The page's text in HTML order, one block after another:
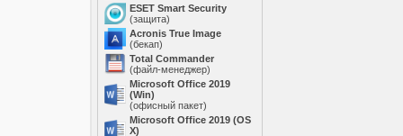
ESET Smart Security
(защита)
Acronis True Image
(бекап)
Total Commander
(файл-менеджер)
Microsoft Office 2019
(Win)
(офисный пакет)
Microsoft Office 2019 (OS
X)